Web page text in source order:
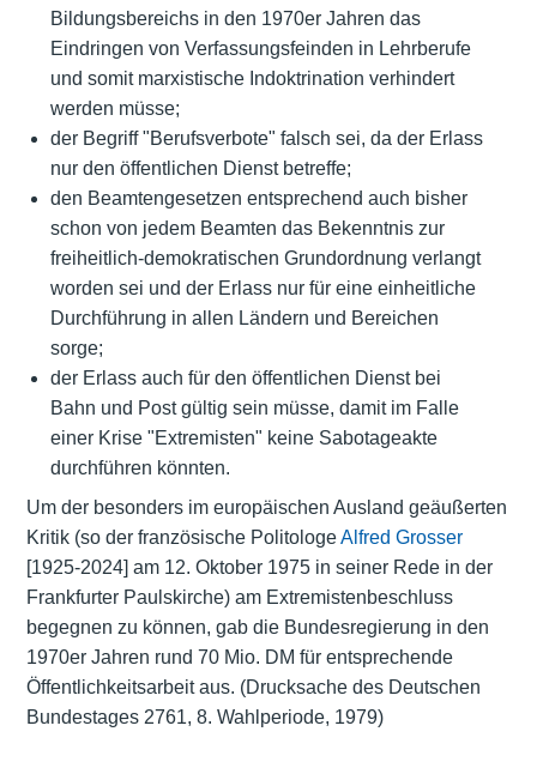
Bildungsbereichs in den 1970er Jahren das
Eindringen von Verfassungsfeinden in Lehrberufe
und somit marxistische Indoktrination verhindert
werden müsse;
der Begriff "Berufsverbote" falsch sei, da der Erlass
nur den öffentlichen Dienst betreffe;
den Beamtengesetzen entsprechend auch bisher
schon von jedem Beamten das Bekenntnis zur
freiheitlich-demokratischen Grundordnung verlangt
worden sei und der Erlass nur für eine einheitliche
Durchführung in allen Ländern und Bereichen
sorge;
der Erlass auch für den öffentlichen Dienst bei
Bahn und Post gültig sein müsse, damit im Falle
einer Krise "Extremisten" keine Sabotageakte
durchführen könnten.
Um der besonders im europäischen Ausland geäußerten
Kritik (so der französische PolitologeAlfred Grosser
[1925-2024] am 12. Oktober 1975 in seiner Rede in der
Frankfurter Paulskirche) am Extremistenbeschluss
begegnen zu können, gab die Bundesregierung in den
1970er Jahren rund 70 Mio. DM für entsprechende
Öffentlichkeitsarbeit aus. (Drucksache des Deutschen
Bundestages 2761, 8. Wahlperiode, 1979)